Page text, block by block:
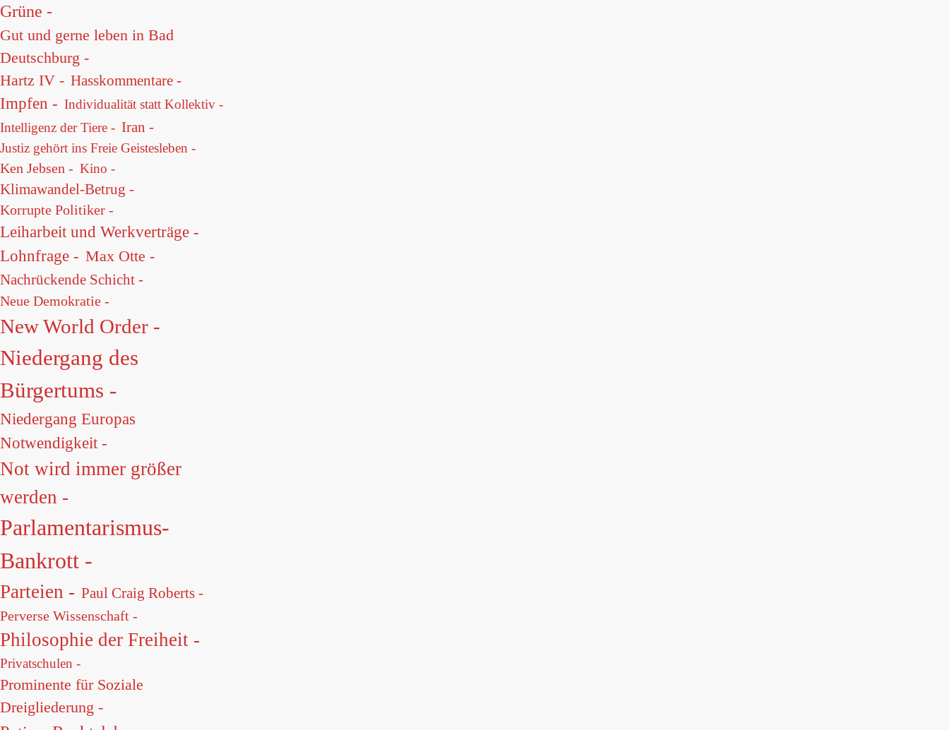
Grüne -
Gut und gerne leben in Bad
Deutschburg -
Hartz IV - Hasskommentare -
Impfen - Individualität statt Kollektiv -
Intelligenz der Tiere - Iran -
Justiz gehört ins Freie Geistesleben -
Ken Jebsen - Kino -
Klimawandel-Betrug -
Korrupte Politiker -
Leiharbeit und Werkverträge -
Lohnfrage - Max Otte -
Nachrückende Schicht -
Neue Demokratie -
New World Order -
Niedergang des
Bürgertums -
Niedergang Europas
Notwendigkeit -
Not wird immer größer
werden -
Parlamentarismus-
Bankrott -
Parteien - Paul Craig Roberts -
Perverse Wissenschaft -
Philosophie der Freiheit -
Privatschulen -
Prominente für Soziale
Dreigliederung -